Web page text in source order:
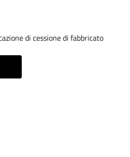
di cessione di fabbricato